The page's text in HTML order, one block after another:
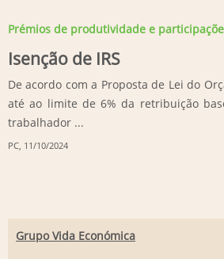
Prémios de produtividade e
Isenção de IRS
De acordo com a Proposta de Lei do
até ao limite de 6% da retribuição
trabalhador ...
PC, 11/10/2024
Grupo Vida Económica